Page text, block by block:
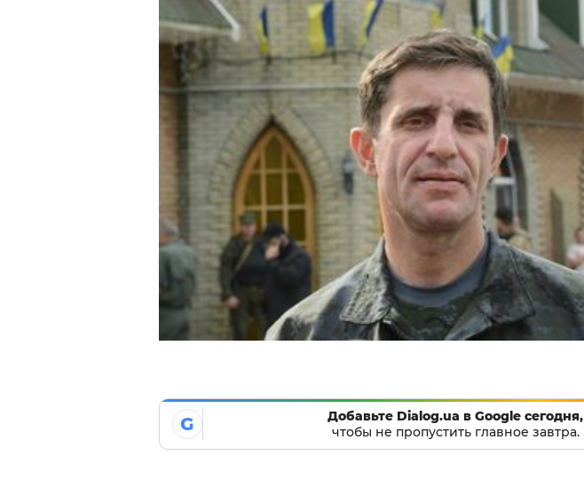
G
Добавьте Dialog.ua в Google сегодня,
чтобы не пропустить главное завтра.